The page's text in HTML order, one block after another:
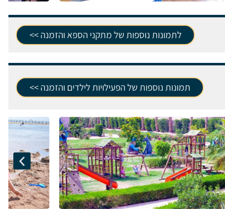
לתמונות נוספות של מתקני הספא והזמנה >>
תמונות נוספות של הפעילויות לילדים והזמנה >>